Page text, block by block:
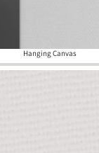
Hanging Canvas